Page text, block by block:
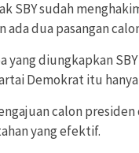
SBY sudah
dua pasangan
yang diungkapkan
Demokrat itu
calon
yang efektif.